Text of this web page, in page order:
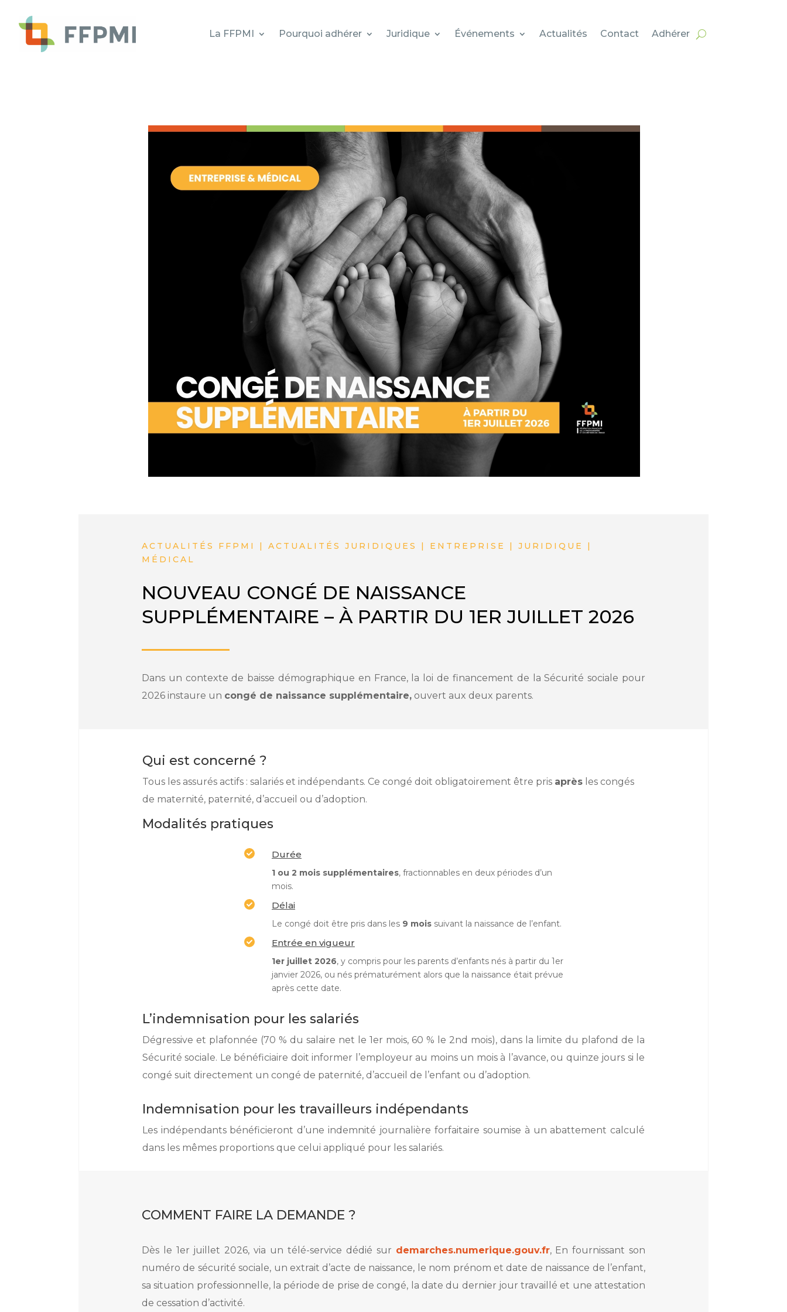
La FFPMI Pourquoi adhérer Juridique Événements Actualités Contact Adhérer
ACTUALITÉS FFPMI | ACTUALITÉS JURIDIQUES | ENTREPRISE | JURIDIQUE |
MÉDICAL
NOUVEAU CONGÉ DE NAISSANCE
SUPPLÉMENTAIRE – À PARTIR DU 1ER JUILLET 2026
Dans un contexte de baisse démographique en France, la loi de financement de la Sécurité sociale pour
2026 instaure un congé de naissance supplémentaire,ouvert aux deux parents.
Qui est concerné ?
Tous les assurés actifs : salariés et indépendants. Ce congé doit obligatoirement être pris aprèsles congés
de maternité, paternité, d’accueil ou d’adoption.
Modalités pratiques
 Durée
1 ou 2 mois supplémentaires, fractionnables en deux périodes d’un
mois.
 Délai
Le congé doit être pris dans les 9 moissuivant la naissance de l’enfant.
 Entrée en vigueur
1er juillet 2026, y compris pour les parents d’enfants nés à partir du 1er
janvier 2026, ou nés prématurément alors que la naissance était prévue
après cette date.
L’indemnisation pour les salariés
Dégressive et plafonnée (70 % du salaire net le 1er mois, 60 % le 2nd mois), dans la limite du plafond de la
Sécurité sociale. Le bénéficiaire doit informer l’employeur au moins un mois à l’avance, ou quinze jours si le
congé suit directement un congé de paternité, d’accueil de l’enfant ou d’adoption.
Indemnisation pour les travailleurs indépendants
Les indépendants bénéficieront d’une indemnité journalière forfaitaire soumise à un abattement calculé
dans les mêmes proportions que celui appliqué pour les salariés.
COMMENT FAIRE LA DEMANDE ?
Dès le 1er juillet 2026, via un télé-service dédié sur demarches.numerique.gouv.fr, En fournissant son
numéro de sécurité sociale, un extrait d’acte de naissance, le nom prénom et date de naissance de l’enfant,
sa situation professionnelle, la période de prise de congé, la date du dernier jour travaillé et une attestation
de cessation d’activité.